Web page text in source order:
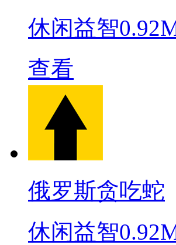
休闲益智
查看
俄罗斯贪吃蛇
休闲益智